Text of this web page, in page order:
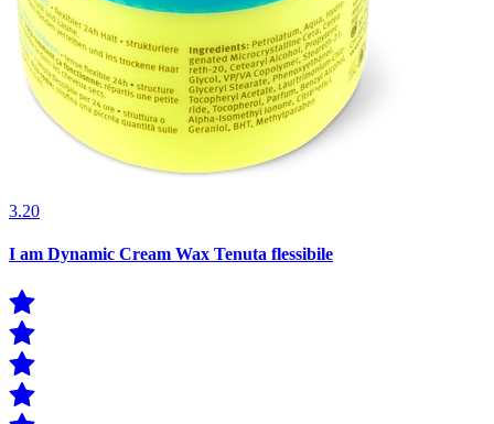
3.20
I am Dynamic Cream Wax Tenuta flessibile